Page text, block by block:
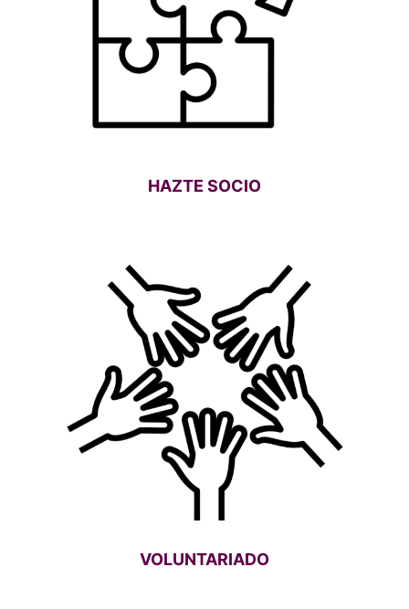
HAZTE SOCIO
VOLUNTARIADO